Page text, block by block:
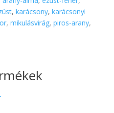
, karácsony, karácsonyi
, mikulásvirág, piros-arany,